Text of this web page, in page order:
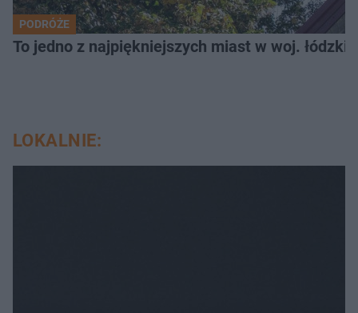
PODRÓŻE
To jedno z najpiękniejszych miast w woj.
LOKALNIE: